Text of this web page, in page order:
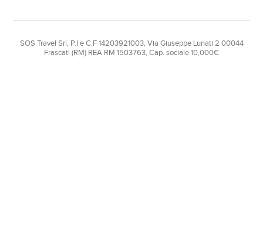
SOS Travel Srl, P.I e C.F 14203921003, Via Giuseppe Lunati 2 00044
Frascati (RM) REA RM 1503763, Cap. sociale 10,000€